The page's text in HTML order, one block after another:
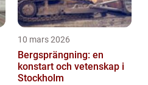
10 mars 2026
Bergsprängning: en
konstart och vetenskap i
Stockholm